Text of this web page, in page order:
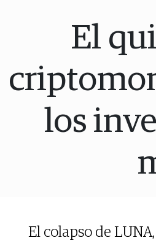
El
los
El colapso de